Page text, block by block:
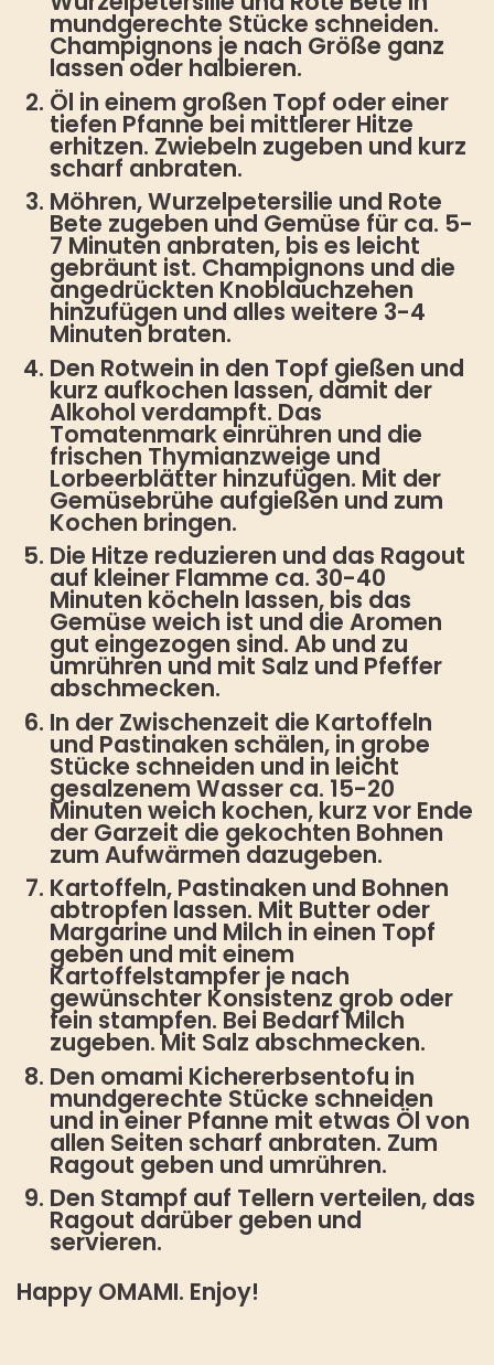
mundgerechte Stücke schneiden.
Champignons je nach Größe ganz
lassen oder halbieren.
Öl in einem großen Topf oder einer
tiefen Pfanne bei mittlerer Hitze
erhitzen. Zwiebeln zugeben und kurz
scharf anbraten.
Möhren, Wurzelpetersilie und Rote
Bete zugeben und Gemüse für ca. 5-
7 Minuten anbraten, bis es leicht
gebräunt ist. Champignons und die
angedrückten Knoblauchzehen
hinzufügen und alles weitere 3-4
Minuten braten.
Den Rotwein in den Topf gießen und
kurz aufkochen lassen, damit der
Alkohol verdampft. Das
Tomatenmark einrühren und die
frischen Thymianzweige und
Lorbeerblätter hinzufügen. Mit der
Gemüsebrühe aufgießen und zum
Kochen bringen.
Die Hitze reduzieren und das Ragout
auf kleiner Flamme ca. 30-40
Minuten köcheln lassen, bis das
Gemüse weich ist und die Aromen
gut eingezogen sind. Ab und zu
umrühren und mit Salz und Pfeffer
abschmecken.
In der Zwischenzeit die Kartoffeln
und Pastinaken schälen, in grobe
Stücke schneiden und in leicht
gesalzenem Wasser ca. 15-20
Minuten weich kochen, kurz vor Ende
der Garzeit die gekochten Bohnen
zum Aufwärmen dazugeben.
Kartoffeln, Pastinaken und Bohnen
abtropfen lassen. Mit Butter oder
Margarine und Milch in einen Topf
geben und mit einem
Kartoffelstampfer je nach
gewünschter Konsistenz grob oder
fein stampfen. Bei Bedarf Milch
zugeben. Mit Salz abschmecken.
Den omami Kichererbsentofu in
mundgerechte Stücke schneiden
und in einer Pfanne mit etwas Öl von
allen Seiten scharf anbraten. Zum
Ragout geben und umrühren.
Den Stampf auf Tellern verteilen, das
Ragout darüber geben und
servieren.
Happy OMAMI. Enjoy!